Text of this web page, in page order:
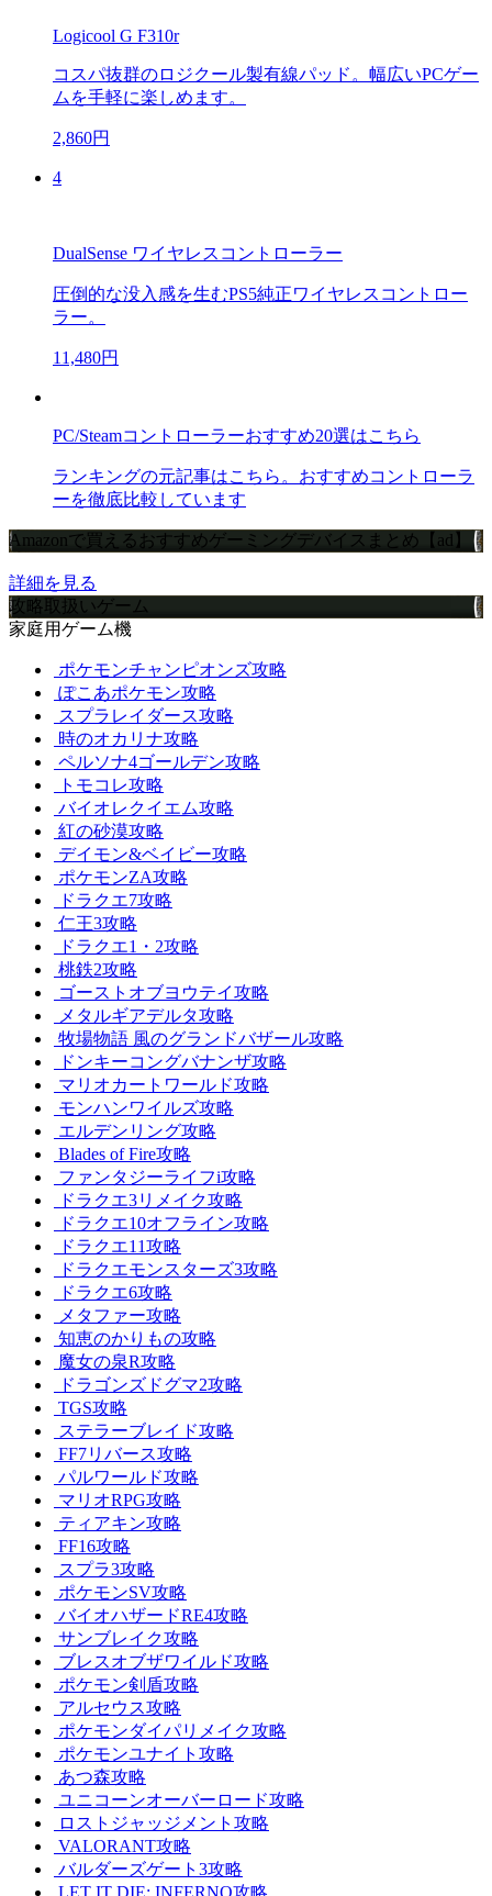
Logicool G F310r
コスパ抜群のロジクール製有線パッド。幅広いPCゲー
ムを手軽に楽しめます。
2,860円
4
DualSense ワイヤレスコントローラー
圧倒的な没入感を生むPS5純正ワイヤレスコントロー
ラー。
11,480円
PC/Steamコントローラーおすすめ20選はこちら
ランキングの元記事はこちら。おすすめコントローラ
ーを徹底比較しています
Amazonで買えるおすすめゲーミングデバイスまとめ【ad】
詳細を見る
攻略取扱いゲーム
家庭用ゲーム機
ポケモンチャンピオンズ攻略
ぽこあポケモン攻略
スプラレイダース攻略
時のオカリナ攻略
ペルソナ4ゴールデン攻略
トモコレ攻略
バイオレクイエム攻略
紅の砂漠攻略
デイモン&ベイビー攻略
ポケモンZA攻略
ドラクエ7攻略
仁王3攻略
ドラクエ1・2攻略
桃鉄2攻略
ゴーストオブヨウテイ攻略
メタルギアデルタ攻略
牧場物語 風のグランドバザール攻略
ドンキーコングバナンザ攻略
マリオカートワールド攻略
モンハンワイルズ攻略
エルデンリング攻略
Blades of Fire攻略
ファンタジーライフi攻略
ドラクエ3リメイク攻略
ドラクエ10オフライン攻略
ドラクエ11攻略
ドラクエモンスターズ3攻略
ドラクエ6攻略
メタファー攻略
知恵のかりもの攻略
魔女の泉R攻略
ドラゴンズドグマ2攻略
TGS攻略
ステラーブレイド攻略
FF7リバース攻略
パルワールド攻略
マリオRPG攻略
ティアキン攻略
FF16攻略
スプラ3攻略
ポケモンSV攻略
バイオハザードRE4攻略
サンブレイク攻略
ブレスオブザワイルド攻略
ポケモン剣盾攻略
アルセウス攻略
ポケモンダイパリメイク攻略
ポケモンユナイト攻略
あつ森攻略
ユニコーンオーバーロード攻略
ロストジャッジメント攻略
VALORANT攻略
バルダーズゲート3攻略
LET IT DIE: INFERNO攻略